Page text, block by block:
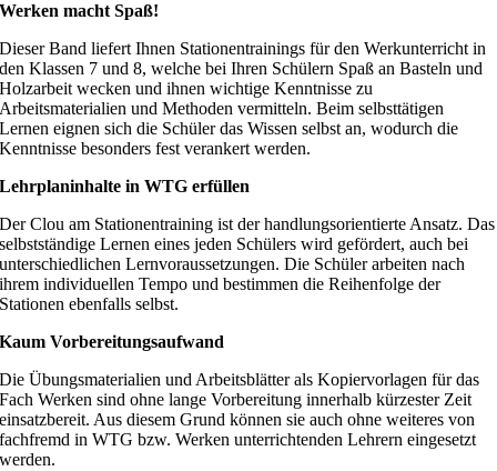
Werken macht Spaß!
Dieser Band liefert Ihnen Stationentrainings für den Werkunterricht in
den Klassen 7 und 8, welche bei Ihren Schülern Spaß an Basteln und
Holzarbeit wecken und ihnen wichtige Kenntnisse zu
Arbeitsmaterialien und Methoden vermitteln. Beim selbsttätigen
Lernen eignen sich die Schüler das Wissen selbst an, wodurch die
Kenntnisse besonders fest verankert werden.
Lehrplaninhalte in WTG erfüllen
Der Clou am Stationentraining ist der handlungsorientierte Ansatz. Das
selbstständige Lernen eines jeden Schülers wird gefördert, auch bei
unterschiedlichen Lernvoraussetzungen. Die Schüler arbeiten nach
ihrem individuellen Tempo und bestimmen die Reihenfolge der
Stationen ebenfalls selbst.
Kaum Vorbereitungsaufwand
Die Übungsmaterialien und Arbeitsblätter als Kopiervorlagen für das
Fach Werken sind ohne lange Vorbereitung innerhalb kürzester Zeit
einsatzbereit. Aus diesem Grund können sie auch ohne weiteres von
fachfremd in WTG bzw. Werken unterrichtenden Lehrern eingesetzt
werden.